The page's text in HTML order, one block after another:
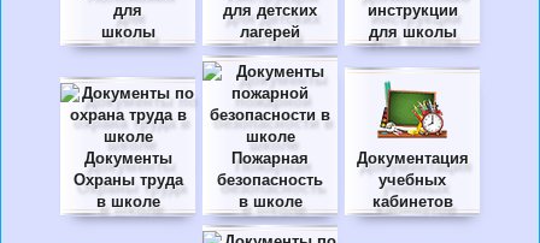
для
школы
для детских
лагерей
инструкции
для школы
Документы
Охраны труда
в школе
Пожарная
безопасность
в школе
Документация
учебных
кабинетов